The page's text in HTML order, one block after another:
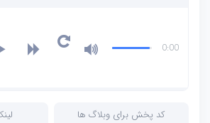
0:00
کد پخش برای وبلاگ ها